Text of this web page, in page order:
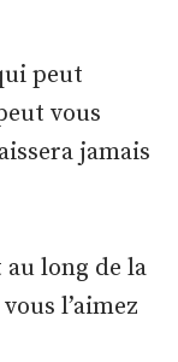
peut
vous
jamais
long de la
l’aimez